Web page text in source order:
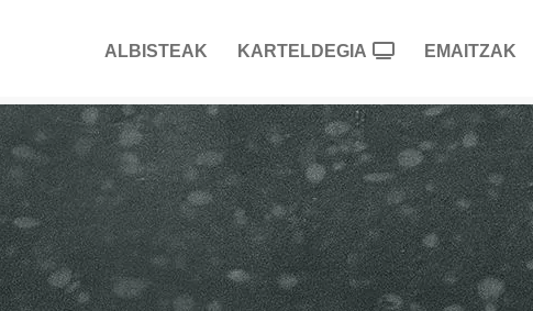
ALBISTEAK KARTELDEGIA EMAITZAK